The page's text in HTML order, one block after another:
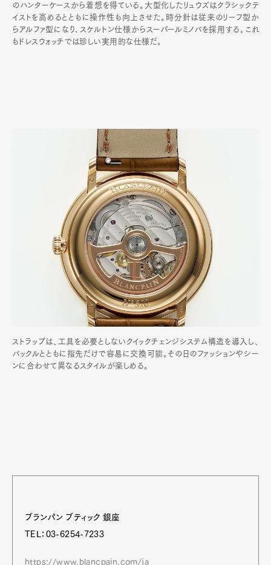
のハンターケースから着想を得ている。大型化したリュウズはクラシックテ
イストを高めるとともに操作性も向上させた。時分針は従来のリーフ型か
らアルファ型になり､スケルトン仕様からスーパールミノバを採用する｡これ
もドレスウォッチでは珍しい実用的な仕様だ｡
ストラップは、工具を必要としないクイックチェンジシステム構造を導入し、
バックルとともに指先だけで容易に交換可能。その日のファッションやシー
ンに合わせて異なるスタイルが楽しめる。
ブランパン ブティック 銀座
TEL：03-6254-7233
https://www.blancpain.com/ja